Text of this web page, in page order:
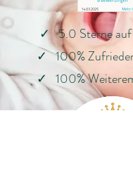
✓ 5.0 Sterne auf
✓ 100%
✓ 100%